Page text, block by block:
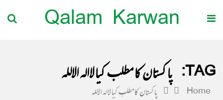
Qalam Karwan
TAG: پاکستان کا مطلب کیا لاالہ الاللہ
Home پاکستان کا مطلب کیا لاالہ الاللہ